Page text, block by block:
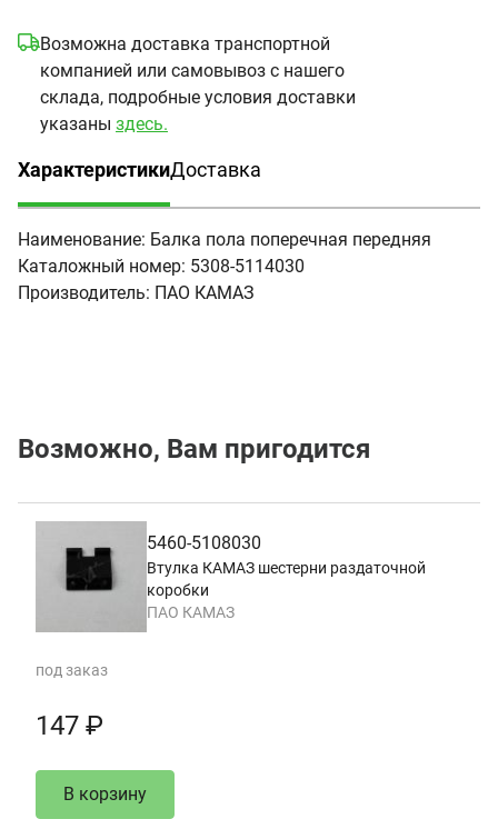
Возможна доставка транспортной
компанией или самовывоз с нашего
склада, подробные условия доставки
указаны здесь.
Характеристики
(активная вкладка)
Доставка
Наименование: Балка пола поперечная передняя
Каталожный номер: 5308-5114030
Производитель: ПАО КАМАЗ
Возможно, Вам пригодится
5460-5108030
Втулка КАМАЗ шестерни раздаточной
коробки
ПАО КАМАЗ
под заказ
147 ₽
В корзину